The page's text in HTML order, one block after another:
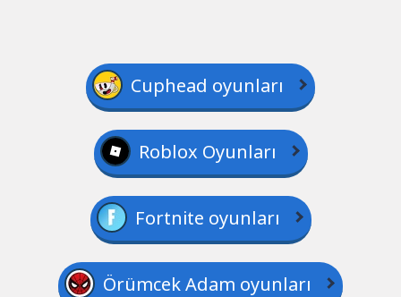
Cuphead oyunları
Roblox Oyunları
Fortnite oyunları
Örümcek Adam oyunları